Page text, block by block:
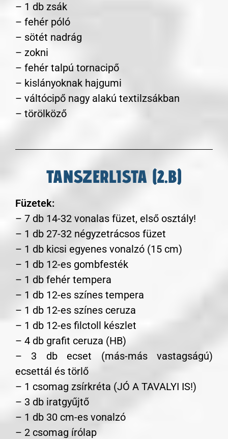
– 1 db zsák
– fehér póló
– sötét nadrág
– zokni
– fehér talpú tornacipő
– kislányoknak hajgumi
– váltócipő nagy alakú textilzsákban
– törölköző
TANSZERLISTA (2.B)
Füzetek:
– 7 db 14-32 vonalas füzet, első osztály!
– 1 db 27-32 négyzetrácsos füzet
– 1 db kicsi egyenes vonalzó (15 cm)
– 1 db 12-es gombfesték
– 1 db fehér tempera
– 1 db 12-es színes tempera
– 1 db 12-es színes ceruza
– 1 db 12-es filctoll készlet
– 4 db grafit ceruza (HB)
– 3 db ecset (más-más vastagságú)
ecsettál és törlő
– 1 csomag zsírkréta (JÓ A TAVALYI IS!)
– 3 db iratgyűjtő
– 1 db 30 cm-es vonalzó
– 2 csomag írólap